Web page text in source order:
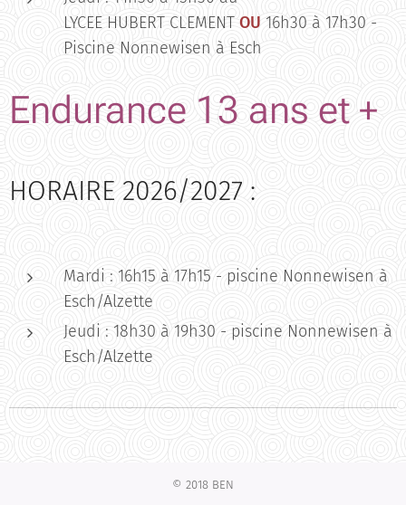
LYCEE HUBERT CLEMENT OU 16h30 à 17h30 -
Piscine Nonnewisen à Esch
Endurance 13 ans et +
HORAIRE 2026/2027 :
Mardi : 16h15 à 17h15 - piscine Nonnewisen à
Esch/Alzette
Jeudi : 18h30 à 19h30 - piscine Nonnewisen à
Esch/Alzette
© 2018 BEN